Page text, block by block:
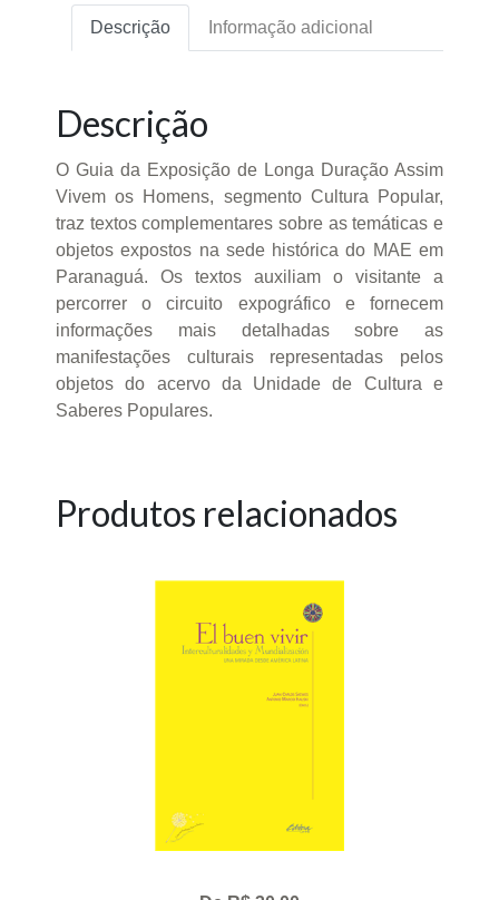
Descrição Informação adicional
Descrição
O Guia da Exposição de Longa Duração Assim
Vivem os Homens, segmento Cultura Popular,
traz textos complementares sobre as temáticas e
objetos expostos na sede histórica do MAE em
Paranaguá. Os textos auxiliam o visitante a
percorrer o circuito expográfico e fornecem
informações mais detalhadas sobre as
manifestações culturais representadas pelos
objetos do acervo da Unidade de Cultura e
Saberes Populares.
Produtos relacionados